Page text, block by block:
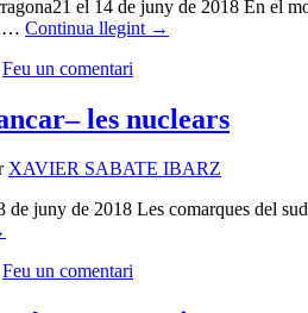
el 14 de juny de 2018 En el
… Continua llegint →
Feu un comentari
les nuclears
XAVIER SABATE IBARZ
juny de 2018 Les comarques del
Feu un comentari